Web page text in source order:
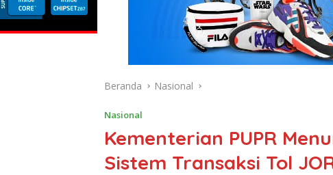
Beranda Nasional
Nasional
Kementerian PUPR
Sistem Transaksi Tol